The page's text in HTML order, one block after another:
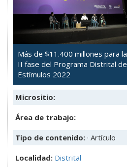
Más de $11.400 millones para la
II fase del Programa Distrital de
Estímulos 2022
Micrositio:
Área de trabajo:
Tipo de contenido: · Artículo
Localidad: Distrital